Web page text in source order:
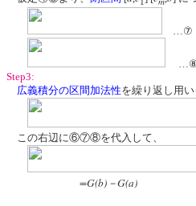
…⑦
Step3:
広義積分の区間加法性を繰り返し用
この右辺に⑥⑦⑧を代入して、
=G(b)－G(a)